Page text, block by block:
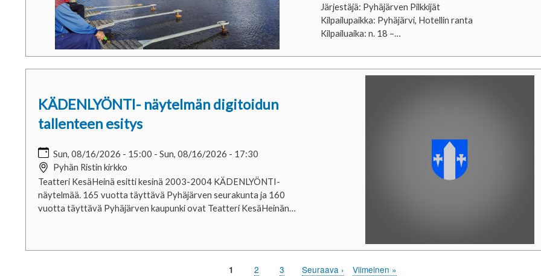
Järjestäjä: Pyhäjärven Pilkkijät
Kilpailupaikka: Pyhäjärvi, Hotellin ranta
Kilpailuaika: n. 18 –…
KÄDENLYÖNTI- näytelmän digitoidun
tallenteen esitys
Sun, 08/16/2026 - 15:00 - Sun, 08/16/2026 - 17:30
Pyhän Ristin kirkko
Teatteri KesäHeinä esitti kesinä 2003-2004 KÄDENLYÖNTI-
näytelmää. 165 vuotta täyttävä Pyhäjärven seurakunta ja 160
vuotta täyttävä Pyhäjärven kaupunki ovat Teatteri KesäHeinän…
Page
1 Page
2 Page
3
Next
Seuraava ›
Last
Viimeinen »